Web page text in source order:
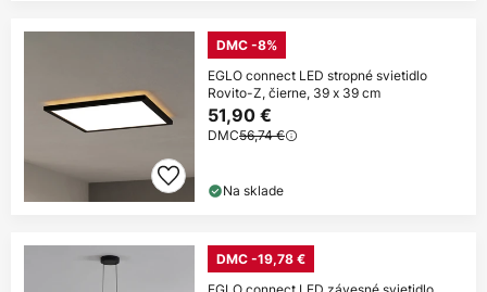
DMC -8%
EGLO connect LED stropné svietidlo
Rovito-Z, čierne, 39 x 39 cm
51,90 €
DMC56,74 €
Na sklade
DMC -19,78 €